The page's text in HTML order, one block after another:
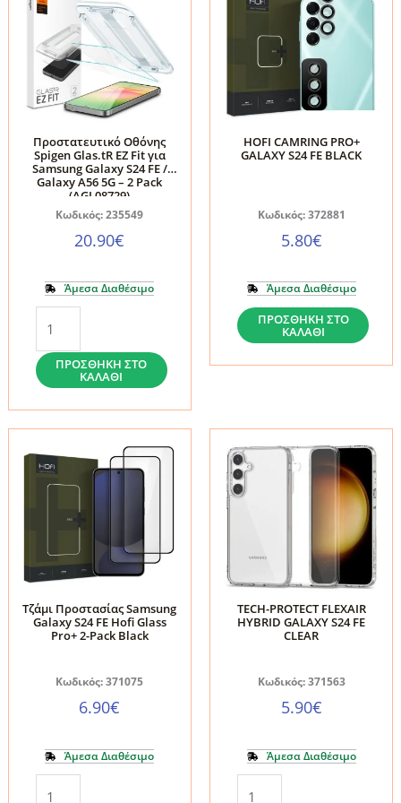
Προστατευτικό Οθόνης
Spigen Glas.tR EZ Fit για
Samsung Galaxy S24 FE /
Galaxy A56 5G – 2 Pack
(AGL08729)
Κωδικός: 235549
20.90€
Άμεσα Διαθέσιμο
Spigen
Glas.tR
EZ
Fit
για
Samsung
FE
/
A56
5G
ποσότητα
ΠΡΟΣΘΉΚΗ ΣΤΟ
ΚΑΛΆΘΙ
HOFI CAMRING PRO+
GALAXY S24 FE BLACK
Κωδικός: 372881
5.80€
Άμεσα Διαθέσιμο
HOFI
CAMRING
PRO+
FE
BLACK
ποσότητα
ΠΡΟΣΘΉΚΗ ΣΤΟ
ΚΑΛΆΘΙ
Τζάμι Προστασίας Samsung
Galaxy S24 FE Hofi Glass
Pro+ 2-Pack Black
Κωδικός: 371075
6.90€
Άμεσα Διαθέσιμο
TECH-PROTECT FLEXAIR
HYBRID GALAXY S24 FE
CLEAR
Κωδικός: 371563
5.90€
Άμεσα Διαθέσιμο